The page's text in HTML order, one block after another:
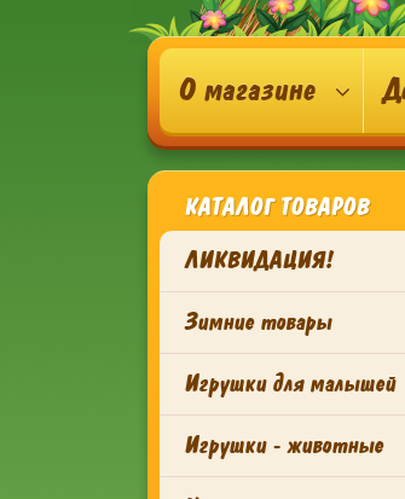
О магазине
КАТАЛОГ ТОВАРОВ
ЛИКВИДАЦИЯ!
Зимние товары
Игрушки для малышей
Игрушки - животные